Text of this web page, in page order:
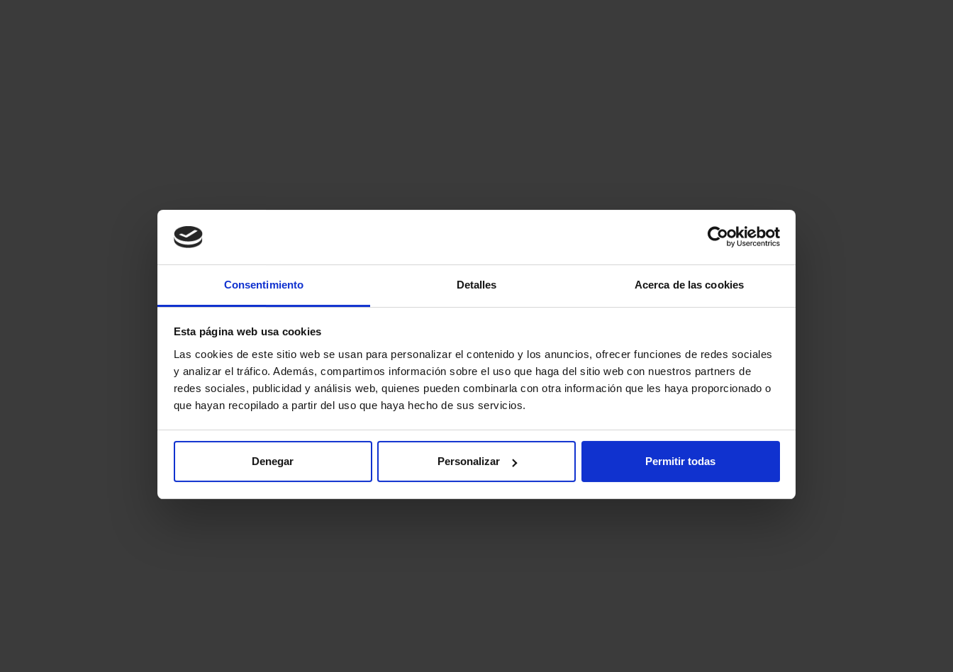
Consentimiento Detalles Acerca de las cookies
Esta página web usa cookies
Las cookies de este sitio web se usan para personalizar el contenido y los anuncios, ofrecer funciones de redes sociales
y analizar el tráfico. Además, compartimos información sobre el uso que haga del sitio web con nuestros partners de
redes sociales, publicidad y análisis web, quienes pueden combinarla con otra información que les haya proporcionado o
que hayan recopilado a partir del uso que haya hecho de sus servicios.
Denegar Personalizar Permitir todas